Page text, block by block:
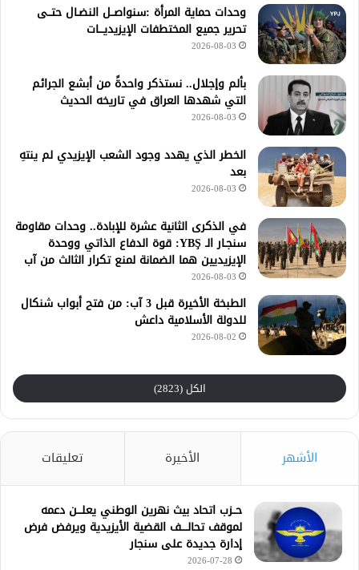
وحدات حماية المرأة :سنواصــل النضـال حتــى
تحرير جميع المختطفات الإيزيديـــات
2026-08-03
بألم وإجلال.. نستذكر واحدةً من أبشع الجرائم
التي شهدها العراق في تاريخه الحديث
2026-08-03
الخطر الذي يهدد وجود الشعب الإيزيدي لم ينتهِ
بعد
2026-08-03
في الذكرى الثانية عشرة للإبادة.. وحدات مقاومة
سنجـار الـ YBŞ: قوة الدفاع الذاتي ووحدة
الإيزيديين هما الضمانة لمنع تكرار الثالث من آب
2026-08-03
الطبخة الأخيرة قبل 3 آب: من فتح أبواب شنكال
للدولة الأسلامية داعش
2026-08-02
الكل (2823)
الأشهر الأخيرة تعليقات
حــزب اتحاد بيث نهرين الوطني يعلـــن دعمه
لموقف تحالــــف القضية الأيزيدية ويرفض فرض
إدارة جديدة على سنجار
2026-07-28